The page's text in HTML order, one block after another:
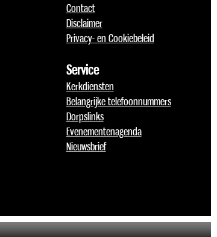
Contact
Disclaimer
Privacy- en Cookiebeleid
Service
Kerkdiensten
Belangrijke telefoonnummers
Dorpslinks
Evenementenagenda
Nieuwsbrief